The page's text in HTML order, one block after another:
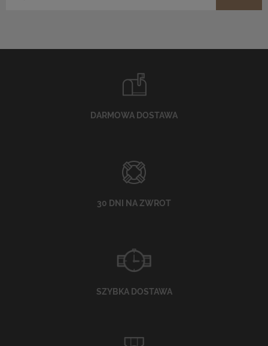
DARMOWA DOSTAWA
30 DNI NA ZWROT
SZYBKA DOSTAWA